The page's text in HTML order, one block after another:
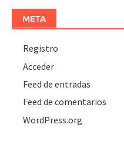
META
Registro
Acceder
Feed de entradas
Feed de comentarios
WordPress.org